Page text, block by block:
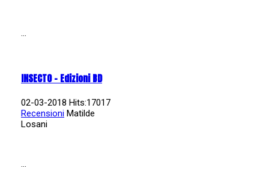
...
INSECTO - Edizioni BD
02-03-2018 Hits:17017
Recensioni Matilde
Losani
...